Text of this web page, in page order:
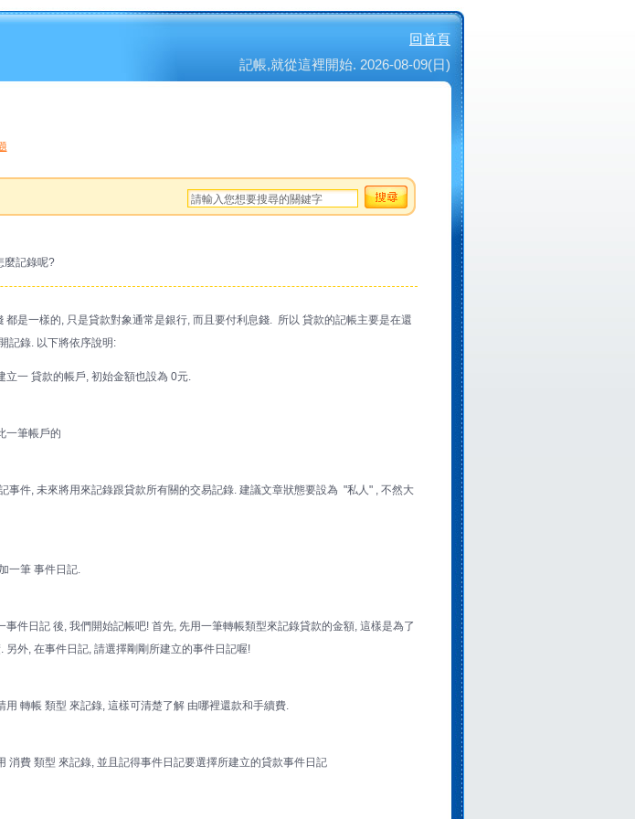
回首頁
記帳,就從這裡開始. 2026-08-09(日)
麼記錄呢?
都是一樣的, 只是貸款對象通常是銀行, 而且要付利息錢. 所以 貸款的記帳主要是在還
記錄. 以下將依序說明:
立一 貸款的帳戶, 初始金額也設為 0元.
一筆帳戶的
事件, 未來將用來記錄跟貸款所有關的交易記錄. 建議文章狀態要設為 "私人" , 不然大
一筆 事件日記.
事件日記 後, 我們開始記帳吧! 首先, 先用一筆轉帳類型來記錄貸款的金額, 這樣是為了
另外, 在事件日記, 請選擇剛剛所建立的事件日記喔!
用 轉帳 類型 來記錄, 這樣可清楚了解 由哪裡還款和手續費.
消費 類型 來記錄, 並且記得事件日記要選擇所建立的貸款事件日記